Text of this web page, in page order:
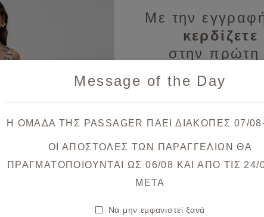
Με την
στην πρώτη
Λάβετε πρώτοι
&
Θα λάβετε το κουπόνι
Message of the Day
Η ΟΜΑΔΑ ΤΗΣ PASSAGER ΠΑΕΙ ΔΙΑΚΟΠΕΣ 07/
ΟΙ ΑΠΟΣΤΟΛΕΣ ΤΩΝ ΠΑΡΑΓΓΕΛΙΩΝ ΘΑ
ΠΡΑΓΜΑΤΟΠΟΙΟΥΝΤΑΙ ΩΣ 06/08 ΚΑΙ ΑΠΟ ΤΙΣ 24/
META
Να μην εμφανιστεί ξανά